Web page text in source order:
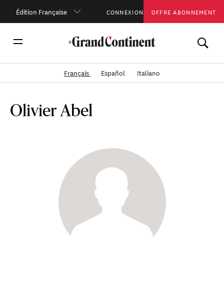
Édition Française CONNEXION OFFRE ABONNEMENT
Français Español Italiano
Olivier Abel